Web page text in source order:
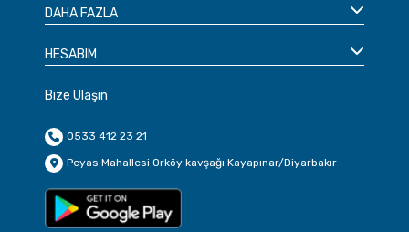
DAHA FAZLA
HESABIM
Bize Ulaşın
0533 412 23 21
Peyas Mahallesi Orköy kavşağı Kayapınar/Diyarbakır